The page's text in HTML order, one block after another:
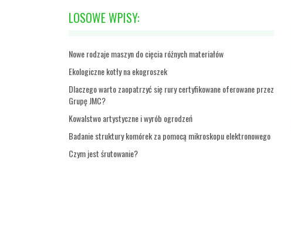
LOSOWE WPISY:
Nowe rodzaje maszyn do cięcia różnych materiałów
Ekologiczne kotły na ekogroszek
Dlaczego warto zaopatrzyć się rury certyfikowane oferowane przez
Grupę JMC?
Kowalstwo artystyczne i wyrób ogrodzeń
Badanie struktury komórek za pomocą mikroskopu elektronowego
Czym jest śrutowanie?